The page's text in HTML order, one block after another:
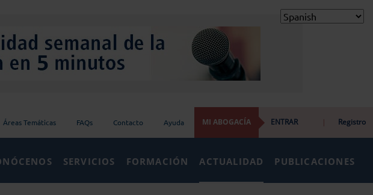
Áreas Temáticas FAQs Contacto Ayuda MI ABOGACÍA ENTRAR | Registro
SERVICIOS FORMACIÓN ACTUALIDAD PUBLICACIONES